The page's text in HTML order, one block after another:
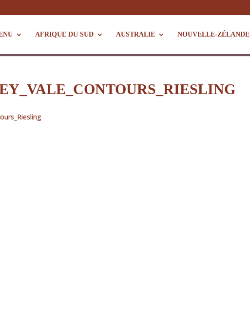
AFRIQUE DU SUD AUSTRALIE NOUVELLE-ZÉLANDE